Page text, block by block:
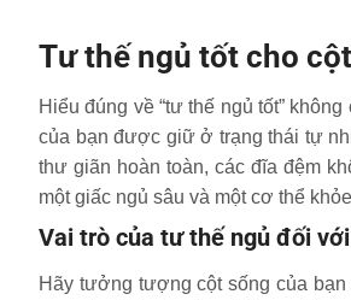
Tư thế ngủ tốt cho
Hiểu đúng về “tư thế ngủ tốt”
của bạn được giữ ở trạng thái tự
thư giãn hoàn toàn, các đĩa đệm
một giấc ngủ sâu và một cơ thể
Vai trò của tư thế ngủ đối
Hãy tưởng tượng cột sống của